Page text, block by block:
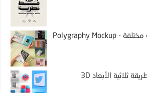
PSD مجموعة موك أب مختلفة - Polygraphy Mockup